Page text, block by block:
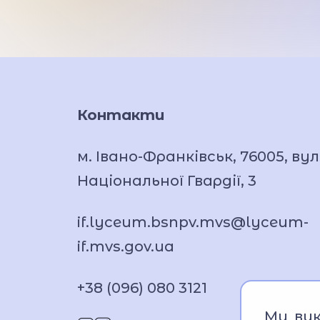
Контакти
м. Івано-Франківськ, 76005,
Національної Гвардії, 3
if.lyceum.bsnpv.mvs@lyceum-
if.mvs.gov.ua
+38 (096) 080 3121
Ми